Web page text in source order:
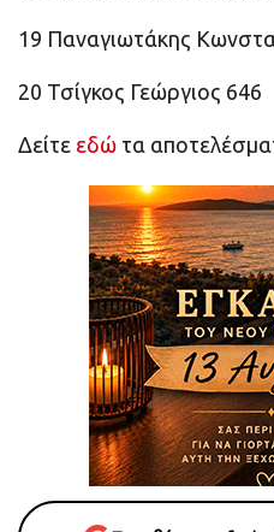
19 Παναγιωτάκης
20 Τσίγκος Γεώργιος 646
Δείτε εδώ τα